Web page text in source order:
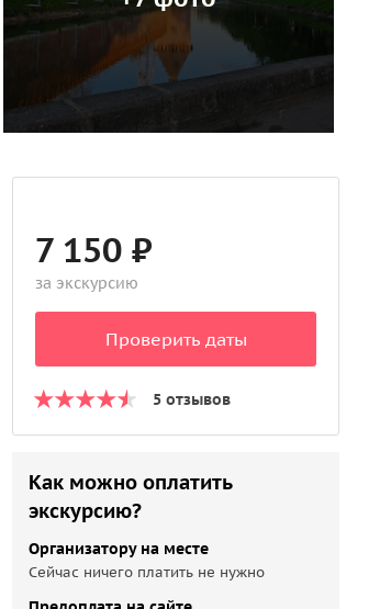
7 150 ₽
за экскурсию
Проверить даты
5 отзывов
Как можно оплатить
экскурсию?
Организатору на месте
Сейчас ничего платить не нужно